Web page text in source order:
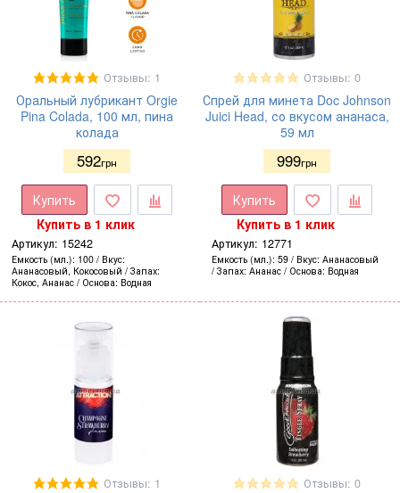
Отзывы: 1
Оральный лубрикант Orgie
Pina Colada, 100 мл, пина
колада
592грн
Купить
Купить в 1 клик
Артикул: 15242
Емкость (мл.) 100
Вкус
Ананасовый, Кокосовый
Запах
Кокос, Ананас
Основа Водная
Отзывы: 0
Спрей для минета Doc Johnson
Juici Head, со вкусом ананаса,
59 мл
999грн
Купить
Купить в 1 клик
Артикул: 12771
Емкость (мл.) 59 Вкус Ананасовый
Запах Ананас Основа Водная
Отзывы: 1 Отзывы: 0